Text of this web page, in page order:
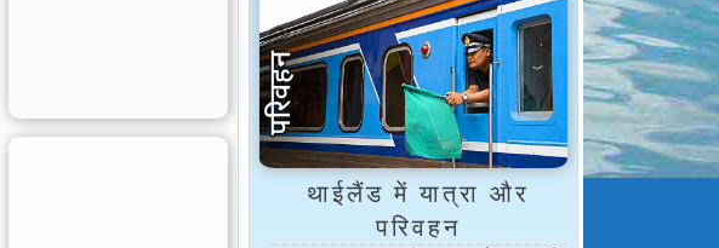
थाईलैंड में यात्रा और
परिवहन